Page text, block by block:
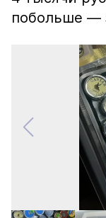
побольше —